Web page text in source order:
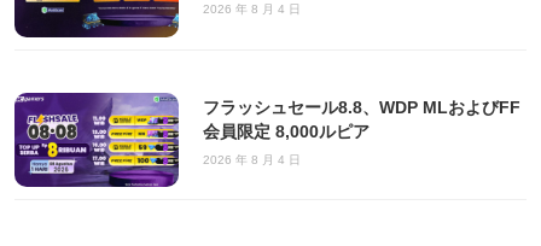
2026 年 8 月 4 日
フラッシュセール8.8、WDP MLおよびFF
会員限定 8,000ルピア
2026 年 8 月 4 日